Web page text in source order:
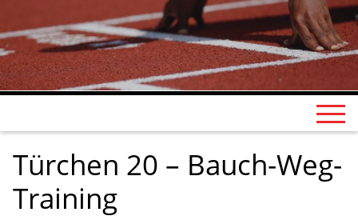
Türchen 20 – Bauch-Weg-
Training